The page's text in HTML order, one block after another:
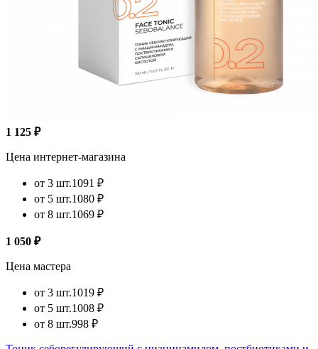
1 125 ₽
Цена интернет-магазина
от 3 шт.1091 ₽
от 5 шт.1080 ₽
от 8 шт.1069 ₽
1 050 ₽
Цена мастера
от 3 шт.1019 ₽
от 5 шт.1008 ₽
от 8 шт.998 ₽